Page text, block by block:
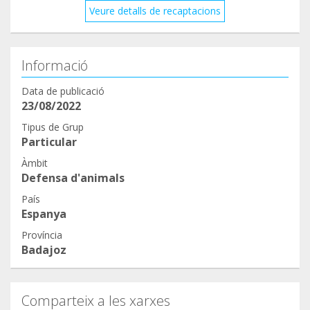
Veure detalls de recaptacions
Informació
Data de publicació
23/08/2022
Tipus de Grup
Particular
Àmbit
Defensa d'animals
País
Espanya
Província
Badajoz
Comparteix a les xarxes